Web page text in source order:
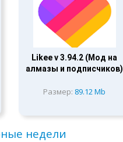
Likee v 3.94.2 (Мод на
алмазы и подписчиков)
Размер: 89.12 Mb
недели